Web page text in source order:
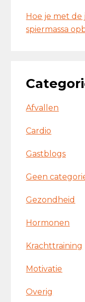
Hoe je met
spiermassa
Afvallen
Cardio
Gastblogs
Geen
Gezondheid
Hormonen
Krachttraining
Motivatie
Overig